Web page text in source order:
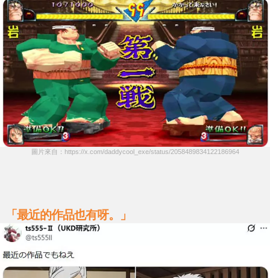
圖片來自：https://x.com/daddycool_exe/status/2058489834122186964
「最近的作品也有呀。」